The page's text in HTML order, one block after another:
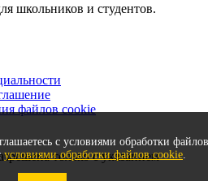
с условиями обработки файлов
условиями обработки файлов cookie.
школьников и студентов.
файлов cookie
только с указанием